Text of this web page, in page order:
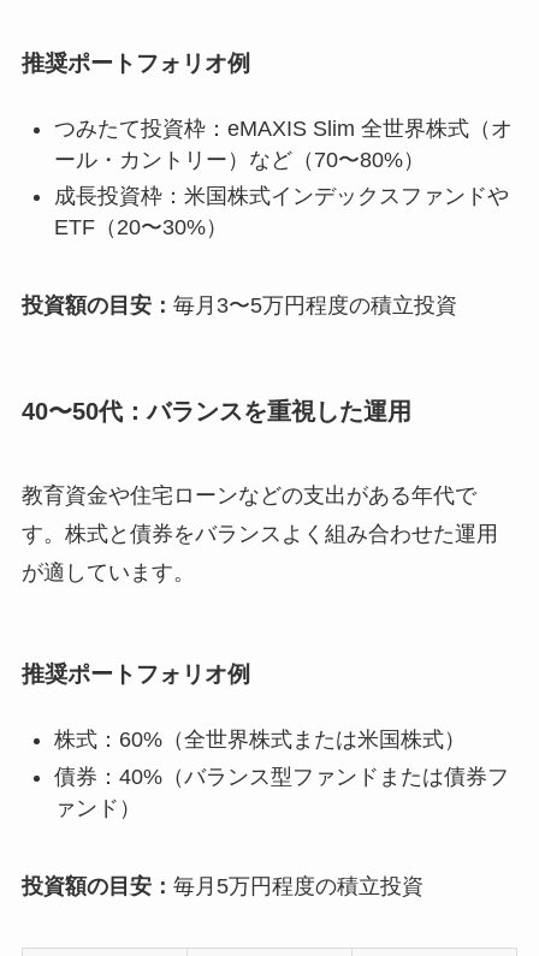
推奨ポートフォリオ例
つみたて投資枠：eMAXIS Slim 全世界株式（オ
ール・カントリー）など（70〜80%）
成長投資枠：米国株式インデックスファンドや
ETF（20〜30%）
投資額の目安： 毎月3〜5万円程度の積立投資
40〜50代：バランスを重視した運用
教育資金や住宅ローンなどの支出がある年代で
す。株式と債券をバランスよく組み合わせた運用
が適しています。
推奨ポートフォリオ例
株式：60%（全世界株式または米国株式）
債券：40%（バランス型ファンドまたは債券フ
ァンド）
投資額の目安： 毎月5万円程度の積立投資